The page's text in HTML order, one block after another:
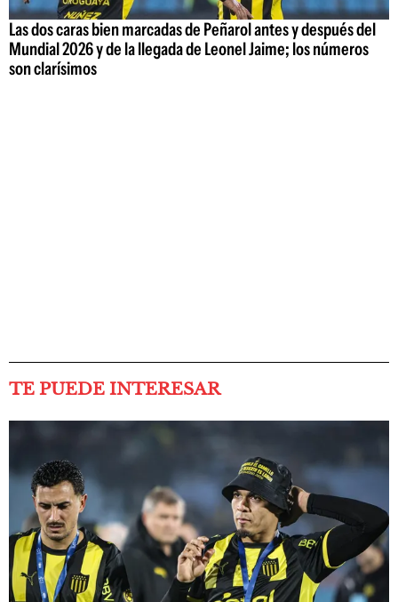
Las dos caras bien marcadas de Peñarol antes y después del
Mundial 2026 y de la llegada de Leonel Jaime; los números
son clarísimos
TE PUEDE INTERESAR